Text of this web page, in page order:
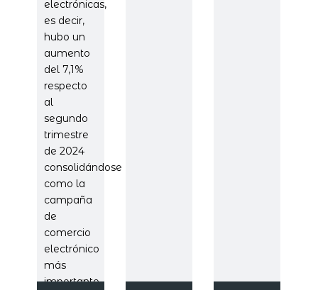
electrónicas,
es decir,
hubo un
aumento
del 7,1%
respecto
al
segundo
trimestre
de 2024
consolidándose
como la
campaña
de
comercio
electrónico
más
importante